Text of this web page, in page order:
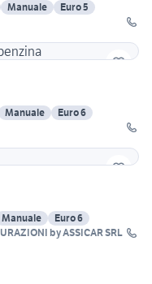
Manuale
Euro 5
Manuale
Euro 6
Manuale
Euro 6
PASQUALETTO AUTO & ASSICURAZIONI by ASSICAR SRL